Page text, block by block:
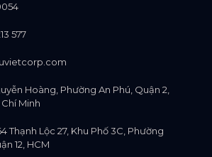
577
Hoàng, Phường An Phú, Quận 2,
Minh
Thạnh Lộc 27, Khu Phố 3C, Phường
12, HCM